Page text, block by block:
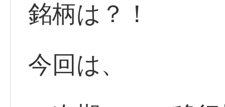
銘柄は？！
今回は、